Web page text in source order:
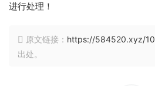
进行处理！
原文链接： https://584520.xyz/
出处。